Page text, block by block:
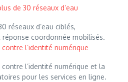
de 30 réseaux d’eau
réseaux d’eau ciblés,
coordonnée mobilisés.
contre l’identité numérique
contre l’identité numérique et la
pour les services en ligne.